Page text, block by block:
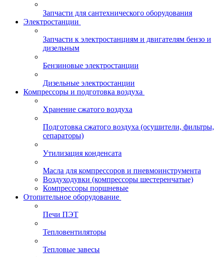
Запчасти для сантехнического оборудования
Электростанции
Запчасти к электростанциям и двигателям бензо и
дизельным
Бензиновые электростанции
Дизельные электростанции
Компрессоры и подготовка воздуха
Хранение сжатого воздуха
Подготовка сжатого воздуха (осушители, фильтры,
сепараторы)
Утилизация конденсата
Масла для компрессоров и пневмоинструмента
Воздуходувки (компрессоры шестеренчатые)
Компрессоры поршневые
Отопительное оборудование
Печи ПЭТ
Тепловентиляторы
Тепловые завесы